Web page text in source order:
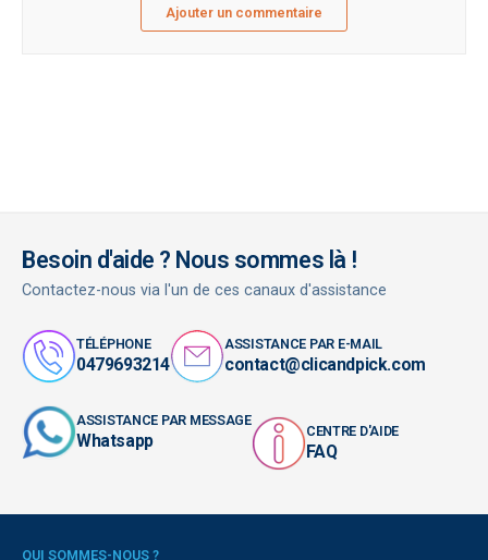
Ajouter un commentaire
Besoin d'aide ? Nous sommes là !
Contactez-nous via l'un de ces canaux d'assistance
TÉLÉPHONE
0479693214
ASSISTANCE PAR E-MAIL
contact@clicandpick.com
ASSISTANCE PAR MESSAGE
Whatsapp CENTRE D'AIDE
FAQ
QUI SOMMES-NOUS ?